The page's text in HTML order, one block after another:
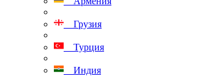
Грузия
Турция
Индия